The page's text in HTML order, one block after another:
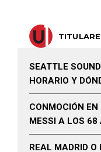
SEATTLE
HORARIO Y
CONMOCIÓN
MESSI A LOS 68
REAL MADRID O